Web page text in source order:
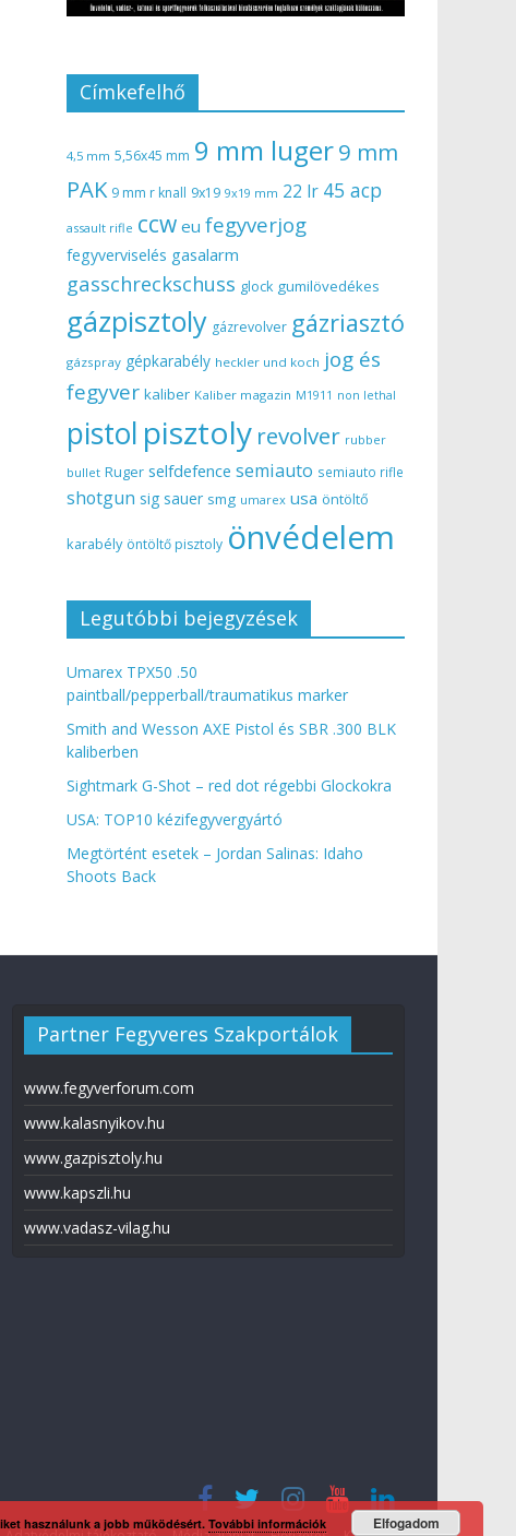
Címkefelhő
4,5 mm 5,56x45 mm 9 mm luger9 mm
PAK 9 mm r knall 9x19 9x19 mm 22 lr 45 acp
assault rifle ccw eu fegyverjog
fegyverviselés gasalarm
gasschreckschuss glock gumilövedékes
gázpisztoly gázrevolver gázriasztó
gázspray gépkarabély heckler und koch jog és
fegyver kaliber Kaliber magazin M1911 non lethal
pistol pisztoly revolver rubber
bullet Ruger selfdefence semiauto semiauto rifle
shotgun sig sauer smg umarex usa öntöltő
karabély öntöltő pisztoly önvédelem
Legutóbbi bejegyzések
Umarex TPX50 .50
paintball/pepperball/traumatikus marker
Smith and Wesson AXE Pistol és SBR .300 BLK
kaliberben
Sightmark G-Shot – red dot régebbi Glockokra
USA: TOP10 kézifegyvergyártó
Megtörtént esetek – Jordan Salinas: Idaho
Shoots Back
Partner Fegyveres Szakportálok
www.fegyverforum.com
www.kalasnyikov.hu
www.gazpisztoly.hu
www.kapszli.hu
www.vadasz-vilag.hu
használunk a jobb működésért. További információk Elfogadom